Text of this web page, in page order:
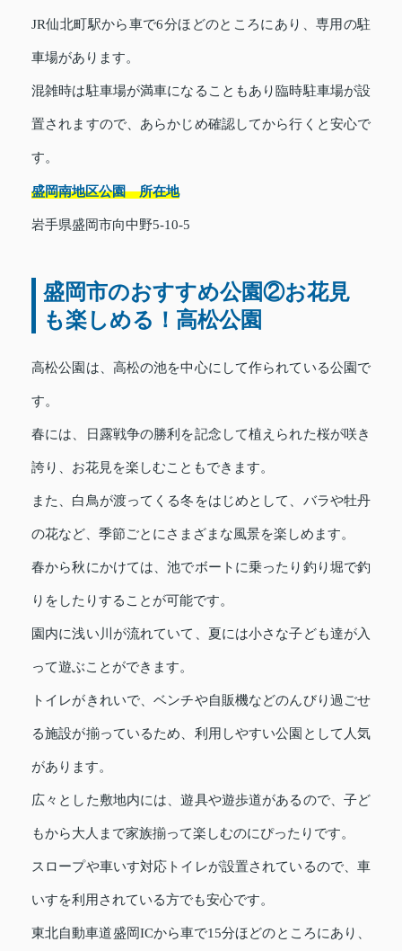
JR仙北町駅から車で6分ほどのところにあり、専用の駐
車場があります。
混雑時は駐車場が満車になることもあり臨時駐車場が設
置されますので、あらかじめ確認してから行くと安心で
す。
盛岡南地区公園 所在地
岩手県盛岡市向中野5-10-5
盛岡市のおすすめ公園②お花見
も楽しめる！高松公園
高松公園は、高松の池を中心にして作られている公園で
す。
春には、日露戦争の勝利を記念して植えられた桜が咲き
誇り、お花見を楽しむこともできます。
また、白鳥が渡ってくる冬をはじめとして、バラや牡丹
の花など、季節ごとにさまざまな風景を楽しめます。
春から秋にかけては、池でボートに乗ったり釣り堀で釣
りをしたりすることが可能です。
園内に浅い川が流れていて、夏には小さな子ども達が入
って遊ぶことができます。
トイレがきれいで、ベンチや自販機などのんびり過ごせ
る施設が揃っているため、利用しやすい公園として人気
があります。
広々とした敷地内には、遊具や遊歩道があるので、子ど
もから大人まで家族揃って楽しむのにぴったりです。
スロープや車いす対応トイレが設置されているので、車
いすを利用されている方でも安心です。
東北自動車道盛岡ICから車で15分ほどのところにあり、